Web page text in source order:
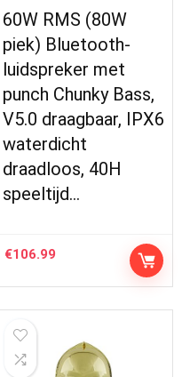
60W RMS (80W
piek) Bluetooth-
luidspreker met
punch Chunky Bass,
V5.0 draagbaar, IPX6
waterdicht
draadloos, 40H
speeltijd…
€106.99